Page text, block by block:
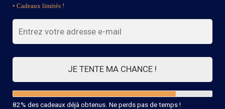
• Cadeaux limités !
JE TENTE MA CHANCE !
82% des cadeaux déjà obtenus. Ne perds pas de temps !